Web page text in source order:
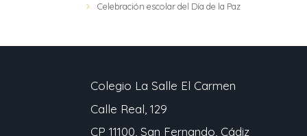
Celebración escolar del Día de la Paz
Colegio La Salle El Carmen
Calle Real, 129
CP 11100, San Fernando, Cádiz